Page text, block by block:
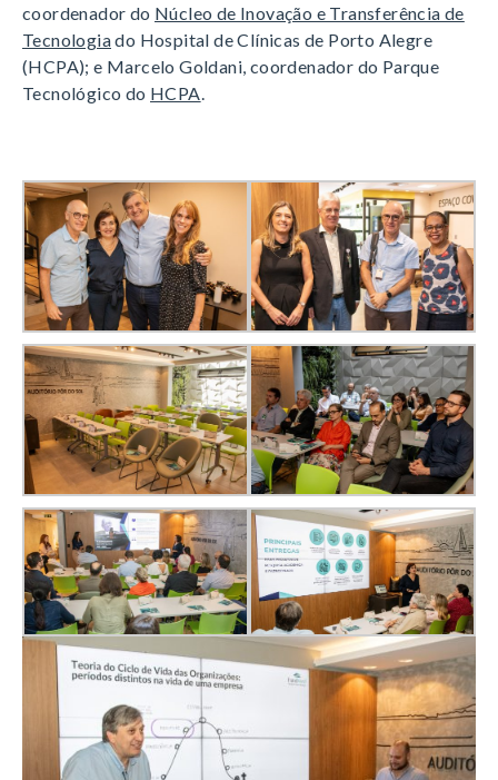
coordenador do Núcleo de Inovação e Transferência de
Tecnologiado Hospital deClínicas de Porto Alegre
(HCPA); e Marcelo Goldani, coordenador do Parque
Tecnológico do HCPA